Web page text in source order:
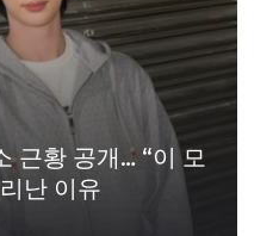
근황 공개… “이 모
난 이유